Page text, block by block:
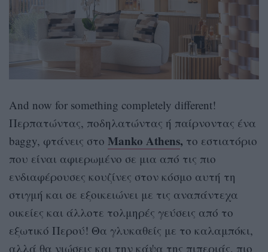
And now for something completely different!
Περπατώντας, ποδηλατώντας ή παίρνοντας ένα
baggy, φτάνεις στο Manko Athens, το εστιατόριο
που είναι αφιερωμένο σε μια από τις πιο
ενδιαφέρουσες κουζίνες στον κόσμο αυτή τη
στιγμή και σε εξοικειώνει με τις αναπάντεχα
οικείες και άλλοτε τολμηρές γεύσεις από το
εξωτικό Περού! Θα γλυκαθείς με το καλαμπόκι,
αλλά θα νιώσεις και την κάψα της πιπεριάς, πιο